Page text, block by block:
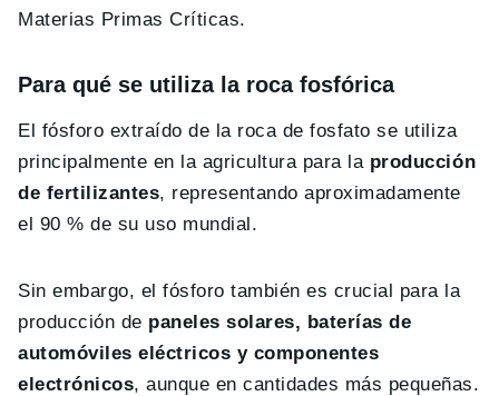
Materias Primas Críticas.
Para qué se utiliza la roca fosfórica
El fósforo extraído de la roca de fosfato se utiliza
principalmente en la agricultura para la producción
de fertilizantes, representando aproximadamente
el 90 % de su uso mundial.
Sin embargo, el fósforo también es crucial para la
producción de paneles solares, baterías de
automóviles eléctricos y componentes
electrónicos, aunque en cantidades más pequeñas.